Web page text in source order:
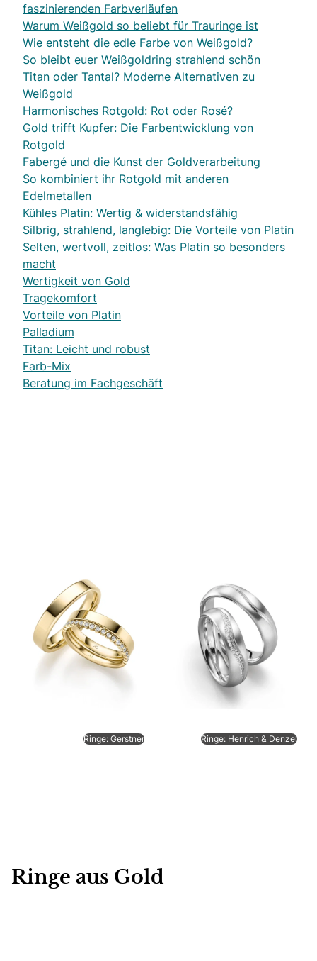
faszinierenden Farbverläufen
Warum Weißgold so beliebt für Trauringe ist
Wie entsteht die edle Farbe von Weißgold?
So bleibt euer Weißgoldring strahlend schön
Titan oder Tantal? Moderne Alternativen zu
Weißgold
Harmonisches Rotgold: Rot oder Rosé?
Gold trifft Kupfer: Die Farbentwicklung von
Rotgold
Fabergé und die Kunst der Goldverarbeitung
So kombiniert ihr Rotgold mit anderen
Edelmetallen
Kühles Platin: Wertig & widerstandsfähig
Silbrig, strahlend, langlebig: Die Vorteile von Platin
Selten, wertvoll, zeitlos: Was Platin so besonders
macht
Wertigkeit von Gold
Tragekomfort
Vorteile von Platin
Palladium
Titan: Leicht und robust
Farb-Mix
Beratung im Fachgeschäft
Ringe: Gerstner Ringe: Henrich & Denzel
Ringe aus Gold